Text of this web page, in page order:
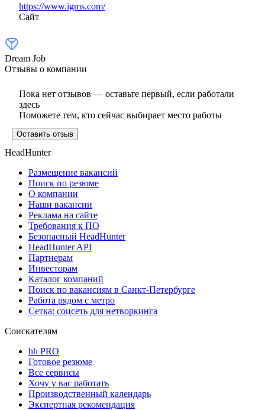
https://www.igms.com/
Сайт
Dream Job
Отзывы о компании
Пока нет отзывов — оставьте первый, если работали
здесь
Поможете тем, кто сейчас выбирает место работы
Оставить отзыв
HeadHunter
Размещение вакансий
Поиск по резюме
О компании
Наши вакансии
Реклама на сайте
Требования к ПО
Безопасный HeadHunter
HeadHunter API
Партнерам
Инвесторам
Каталог компаний
Поиск по вакансиям в Санкт-Петербурге
Работа рядом с метро
Сетка: соцсеть для нетворкинга
Соискателям
hh PRO
Готовое резюме
Все сервисы
Хочу у вас работать
Производственный календарь
Экспертная рекомендация